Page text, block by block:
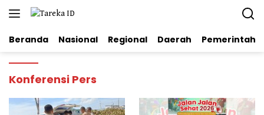
Langsung
Beranda Nasional Regional Daerah
Konferensi Pers